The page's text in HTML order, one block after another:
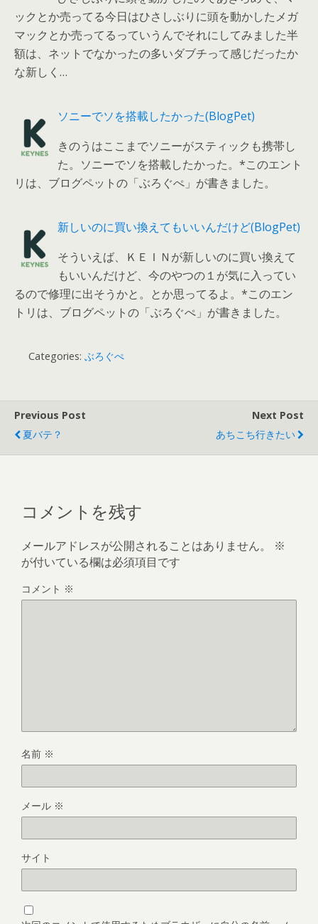
ックとか売ってる今日はひさしぶりに頭を動かしたメガ
マックとか売ってるっていうんでそれにしてみました半
額は、ネットでなかったの多いダブチって感じだったか
な新しく…
ソニーでソを搭載したかった(BlogPet)
きのうはここまでソニーがスティックも携帯し
た。ソニーでソを搭載したかった。*このエント
リは、ブログペットの「ぶろぐぺ」が書きました。
新しいのに買い換えてもいいんだけど(BlogPet)
そういえば、ＫＥＩＮが新しいのに買い換えて
もいいんだけど、今のやつの１が気に入ってい
るので修理に出そうかと。とか思ってるよ。*このエン
トリは、ブログペットの「ぶろぐぺ」が書きました。
Categories: ぶろぐぺ
Previous Post
夏バテ？
Next Post
あちこち行きたい
コメントを残す
メールアドレスが公開されることはありません。
※
が付いている欄は必須項目です
コメント ※
名前 ※
メール ※
サイト